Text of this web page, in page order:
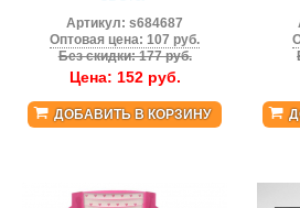
Артикул:s684687
Оптовая цена: 107 руб.
Без скидки: 177 руб.
Цена: 152руб.
ДОБАВИТЬ В КОРЗИНУ